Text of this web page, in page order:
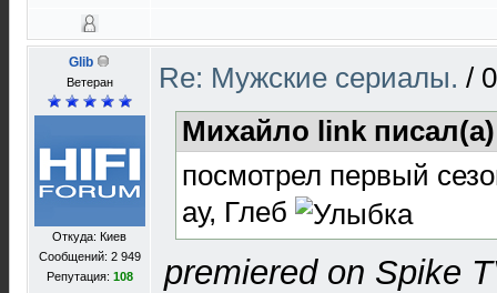
Glib
Ветеран
Откуда: Киев
Сообщений: 2 949
Репутация: 108
Re: Мужские сериалы. /
Михайло link
посмотрел первый
ау, Глеб
premiered on Spike